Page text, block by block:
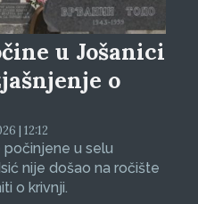
u Jošanici
o
| 12:12
u selu
nije došao na ročište
o krivnji.